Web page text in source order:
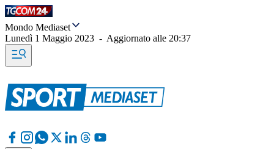
Mondo Mediaset
Lunedì 1 Maggio 2023 - Aggiornato alle 20:37